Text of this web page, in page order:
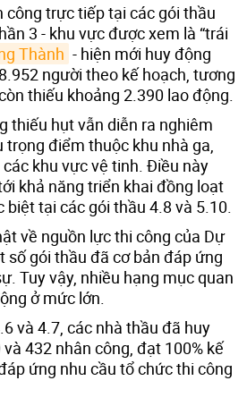
công trực tiếp tại các gói thầu
3 - khu vực được xem là “trái
Thành - hiện mới huy động
người theo kế hoạch, tương
thiếu khoảng 2.390 lao động.
thiếu hụt vẫn diễn ra nghiêm
điểm thuộc khu nhà ga,
khu vực vệ tinh. Điều này
khả năng triển khai đồng loạt
tại các gói thầu 4.8 và 5.10.
về nguồn lực thi công của Dự
số gói thầu đã cơ bản đáp ứng
Tuy vậy, nhiều hạng mục quan
ở mức lớn.
và 4.7, các nhà thầu đã huy
432 nhân công, đạt 100% kế
ứng nhu cầu tổ chức thi công